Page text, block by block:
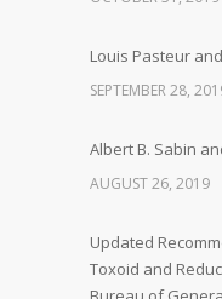
Louis Pasteur
SEPTEMBER 28,
Albert B. Sabin
AUGUST 26, 2019
Updated
Toxoid and